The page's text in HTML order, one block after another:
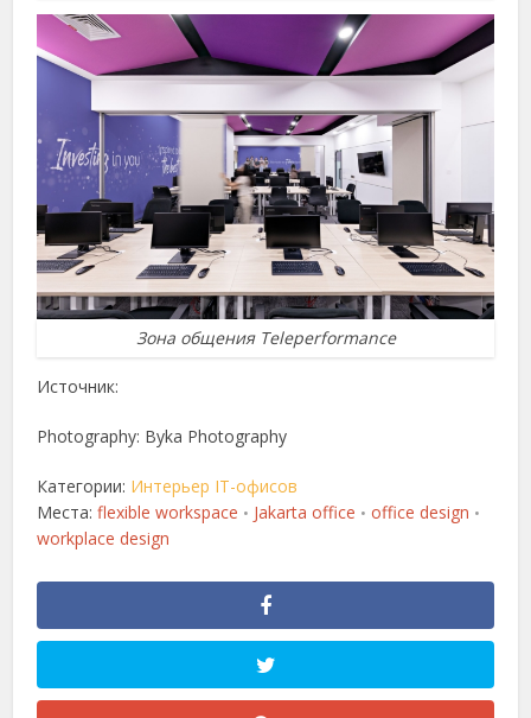
Зона общения Teleperformance
Источник:
Photography: Byka Photography
Категории: Интерьер IT-офисов
Места:flexible workspace • Jakarta office • office design •
workplace design